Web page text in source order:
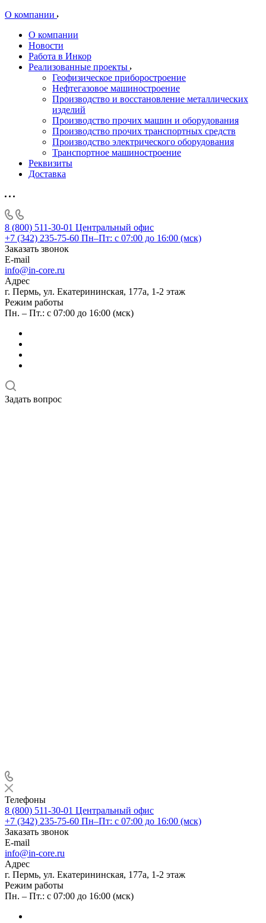
О компании
О компании
Новости
Работа в Инкор
Реализованные проекты
Геофизическое приборостроение
Нефтегазовое машиностроение
Производство и восстановление металлических
изделий
Производство прочих машин и оборудования
Производство прочих транспортных средств
Производство электрического оборудования
Транспортное машиностроение
Реквизиты
Доставка
8 (800) 511-30-01 Центральный офис
+7 (342) 235-75-60 Пн–Пт: с 07:00 до 16:00 (мск)
Заказать звонок
E-mail
info@in-core.ru
Адрес
г. Пермь, ул. ​Екатерининская, 177а, ​1-2 этаж
Режим работы
Пн. – Пт.: с 07:00 до 16:00 (мск)
Задать вопрос
Телефоны
8 (800) 511-30-01 Центральный офис
+7 (342) 235-75-60 Пн–Пт: с 07:00 до 16:00 (мск)
Заказать звонок
E-mail
info@in-core.ru
Адрес
г. Пермь, ул. ​Екатерининская, 177а, ​1-2 этаж
Режим работы
Пн. – Пт.: с 07:00 до 16:00 (мск)